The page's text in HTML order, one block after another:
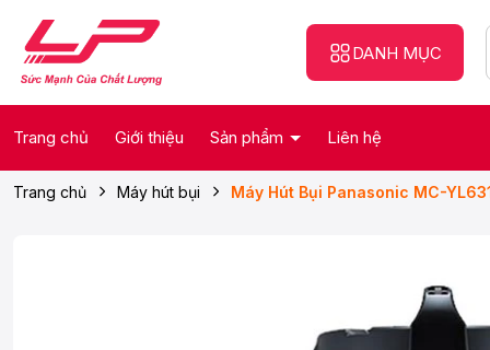
DANH MỤC
Trang chủ Giới thiệu Sản phẩm Liên hệ
Trang chủ Máy hút bụi Máy Hút Bụi Panasonic MC-